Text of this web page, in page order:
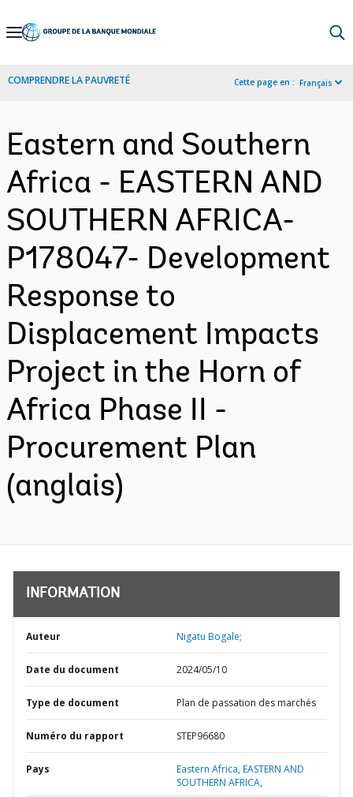
Skip
Navigation
COMPRENDRE LA PAUVRETÉ Cette page en : Français
Eastern and Southern
Africa - EASTERN AND
SOUTHERN AFRICA-
P178047- Development
Response to
Displacement Impacts
Project in the Horn of
Africa Phase II -
Procurement Plan
(anglais)
INFORMATION
Auteur Nigatu Bogale;
Date du document 2024/05/10
Type de document Plan de passation des marchés
Numéro du rapport STEP96680
Pays Eastern Africa,EASTERN AND
SOUTHERN AFRICA,